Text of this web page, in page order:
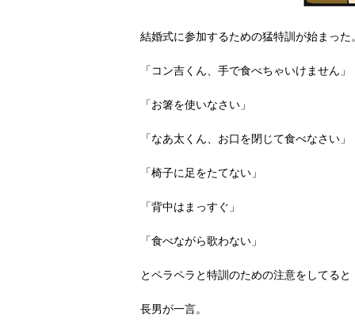
結婚式に参加するための猛特訓が始まった
「コン吉くん、手で食べちゃいけません」
「お箸を使いなさい」
「なあ太くん、お口を閉じて食べなさい」
「椅子に足をたてない」
「背中はまっすぐ」
「食べながら歌わない」
とペラペラと特訓のための注意をしてると
長男が一言。